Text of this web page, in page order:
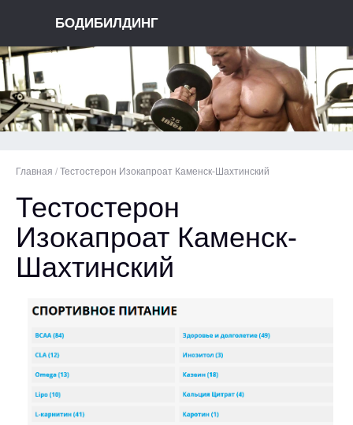
БОДИБИЛДИНГ
Главная / Тестостерон Изокапроат Каменск-Шахтинский
Тестостерон
Изокапроат Каменск-
Шахтинский